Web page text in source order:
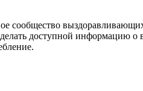
доступной информацию